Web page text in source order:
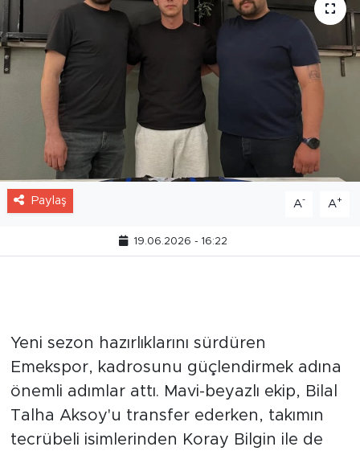
Paylaş A- A+
19.06.2026 - 16:22
Yeni sezon hazırlıklarını sürdüren
Emekspor, kadrosunu güçlendirmek adına
önemli adımlar attı. Mavi-beyazlı ekip, Bilal
Talha Aksoy'u transfer ederken, takımın
tecrübeli isimlerinden Koray Bilgin ile de